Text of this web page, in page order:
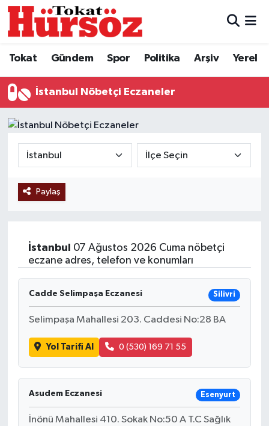
Tokat Gündem Spor Politika Arşiv Yerel
İstanbul Nöbetçi Eczaneler
Paylaş
İstanbul
07 Ağustos 2026 Cuma nöbetçi
eczane adres, telefon ve konumları
Cadde Selimpaşa Eczanesi Silivri
Selimpaşa Mahallesi 203. Caddesi No:28 BA
Yol Tarifi Al 0 (530) 169 71 55
Asudem Eczanesi Esenyurt
İnönü Mahallesi 410. Sokak No:50 A T.C Sağlık
Türkiye Gündemi
Gündem
Spor
Politika
Eğitim
Ekonomi
Sağlık
Tokat Haber
Hava Durumu
Tokat Namaz Vakitleri
Süper Lig Puan Durumu ve Fikstür
Tüm Manşetler
Haber Arşivi